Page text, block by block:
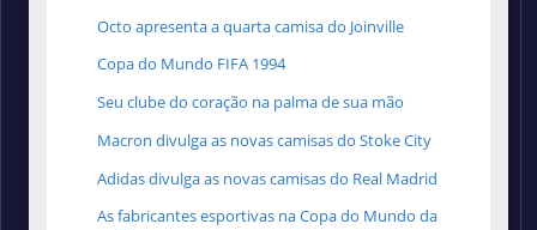
Octo apresenta a quarta camisa do Joinville
Copa do Mundo FIFA 1994
Seu clube do coração na palma de sua mão
Macron divulga as novas camisas do Stoke City
Adidas divulga as novas camisas do Real Madrid
As fabricantes esportivas na Copa do Mundo da